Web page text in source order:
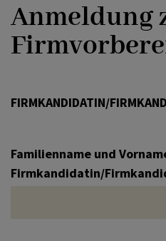
FEIERN
Taufanmeldung
Anmeldung
Anmeldung
FIRMKANDIDATIN/
Familienname und
Firmkandidatin/